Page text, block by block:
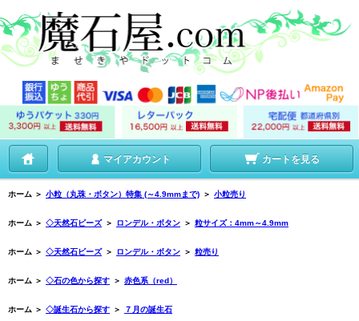
マイアカウント カートを見る
ホーム ＞ 小粒（丸珠・ボタン）特集 (～4.9mmまで) ＞ 小粒売り
ホーム ＞ ◇天然石ビーズ ＞ ロンデル・ボタン ＞ 粒サイズ：4mm～4.9mm
ホーム ＞ ◇天然石ビーズ ＞ ロンデル・ボタン ＞ 粒売り
ホーム ＞ ◇石の色から探す ＞ 赤色系（red）
ホーム ＞ ◇誕生石から探す ＞ ７月の誕生石